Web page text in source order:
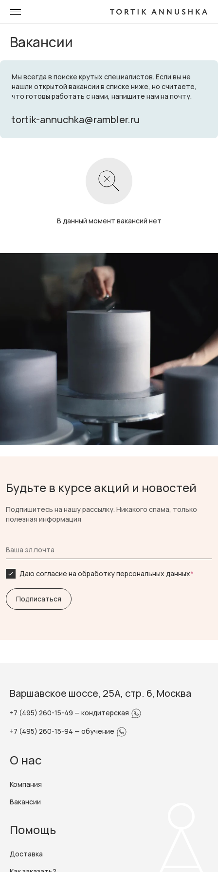
Вакансии
Мы всегда в поиске крутых специалистов. Если вы не
нашли открытой вакансии в списке ниже, но считаете,
что готовы работать с нами, напишите нам на почту.
tortik-annuchka@rambler.ru
В данный момент вакансий нет
Будьте в курсе акций и новостей
Подпишитесь на нашу рассылку. Никакого спама, только
полезная информация
Даю согласие на обработку персональных данных*
Варшавское шоссе, 25А, стр. 6, Москва
+7 (495) 260-15-49 — кондитерская
+7 (495) 260-15-94 — обучение
О нас
Компания
Вакансии
Помощь
Доставка